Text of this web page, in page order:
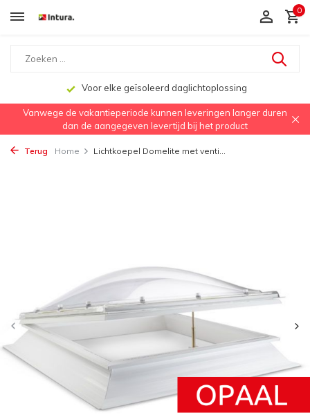
0
Voor elke geïsoleerd daglichtoplossing
Vanwege de vakantieperiode kunnen leveringen langer duren
dan de aangegeven levertijd bij het product
Terug Home Lichtkoepel Domelite met venti...